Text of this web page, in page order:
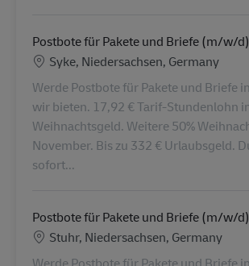
Postbote für Pakete und Briefe (m/w/d)
Locatie
Syke, Niedersachsen, Germany
Werde Postbote für Pakete und Briefe
wir bieten. 17,92 € Tarif-Stundenlohn
Weihnachtsgeld. Weitere 50%
November. Bis zu 332 € Urlaubsgeld.
sofort...
Postbote für Pakete und Briefe (m/w/d)
Locatie
Stuhr, Niedersachsen, Germany